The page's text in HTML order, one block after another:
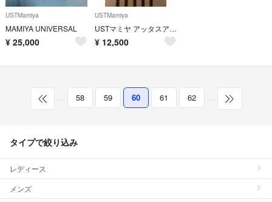
USTMamiya
MAMIYA UNIVERSAL
¥ 25,000
USTMamiya
USTマミヤ アッタスアイアン シャフト 10 S
¥ 12,500
… 58 59 60 61 62 …
タイプで絞り込み
レディース
メンズ